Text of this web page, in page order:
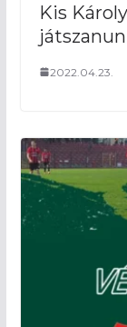
Kis
2022.04.23.